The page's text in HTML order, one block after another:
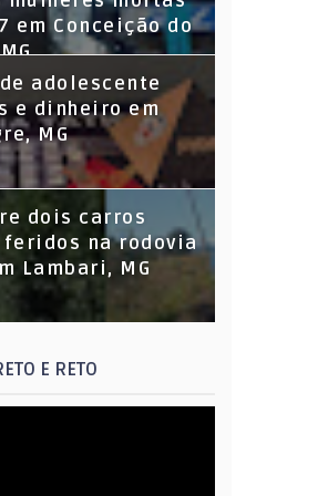
em Conceição do
adolescente
e dinheiro em
MG
dois carros
na rodovia
Lambari, MG
E RETO